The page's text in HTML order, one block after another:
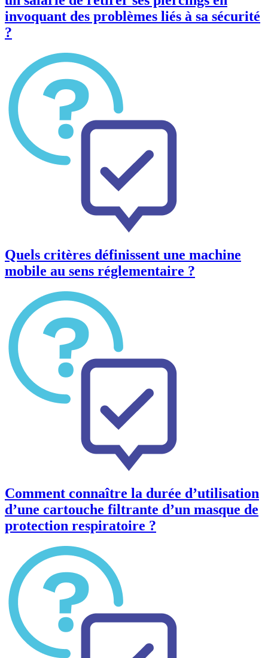
invoquant des problèmes liés à sa sécurité
?
Quels critères définissent une machine
mobile au sens réglementaire ?
Comment connaître la durée d’utilisation
d’une cartouche filtrante d’un masque de
protection respiratoire ?